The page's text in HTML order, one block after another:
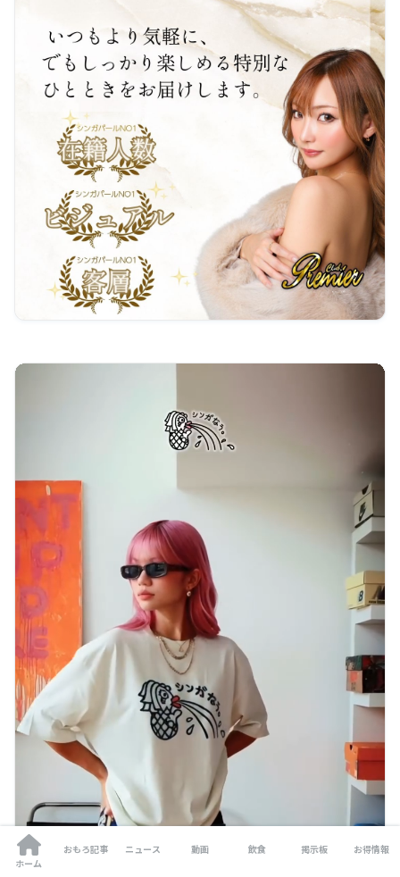
ホーム
おもろ記事 ニュース 動画 飲食 掲示板 お得情報